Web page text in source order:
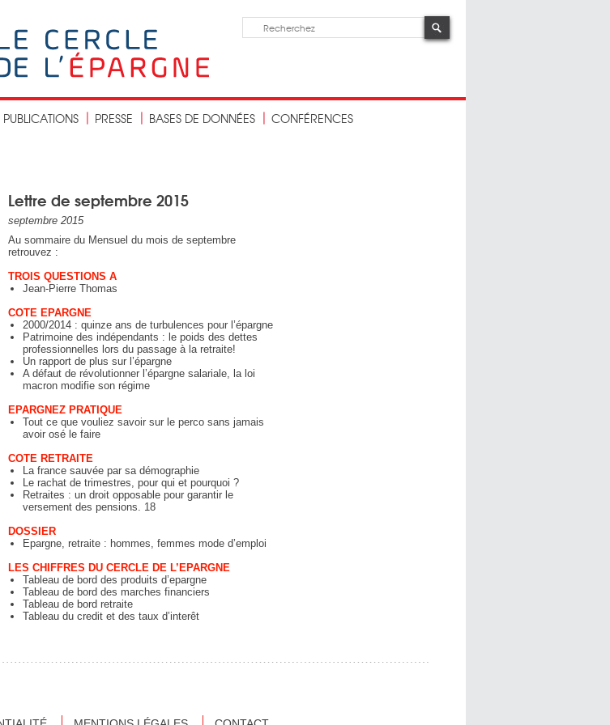
PUBLICATIONS PRESSE BASES DE DONNÉES
CONFÉRENCES
Lettre de septembre 2015
septembre 2015
Au sommaire du Mensuel du mois de septembre
retrouvez :
TROIS QUESTIONS A
Jean-Pierre Thomas
COTE EPARGNE
2000/2014 : quinze ans de turbulences pour l’épargne
Patrimoine des indépendants : le poids des dettes
professionnelles lors du passage à la retraite!
Un rapport de plus sur l’épargne
A défaut de révolutionner l’épargne salariale, la loi
macron modifie son régime
EPARGNEZ PRATIQUE
Tout ce que vouliez savoir sur le perco sans jamais
avoir osé le faire
COTE RETRAITE
La france sauvée par sa démographie
Le rachat de trimestres, pour qui et pourquoi ?
Retraites : un droit opposable pour garantir le
versement des pensions. 18
DOSSIER
Epargne, retraite : hommes, femmes mode d’emploi
LES CHIFFRES DU CERCLE DE L’EPARGNE
Tableau de bord des produits d’epargne
Tableau de bord des marches financiers
Tableau de bord retraite
Tableau du credit et des taux d’interêt